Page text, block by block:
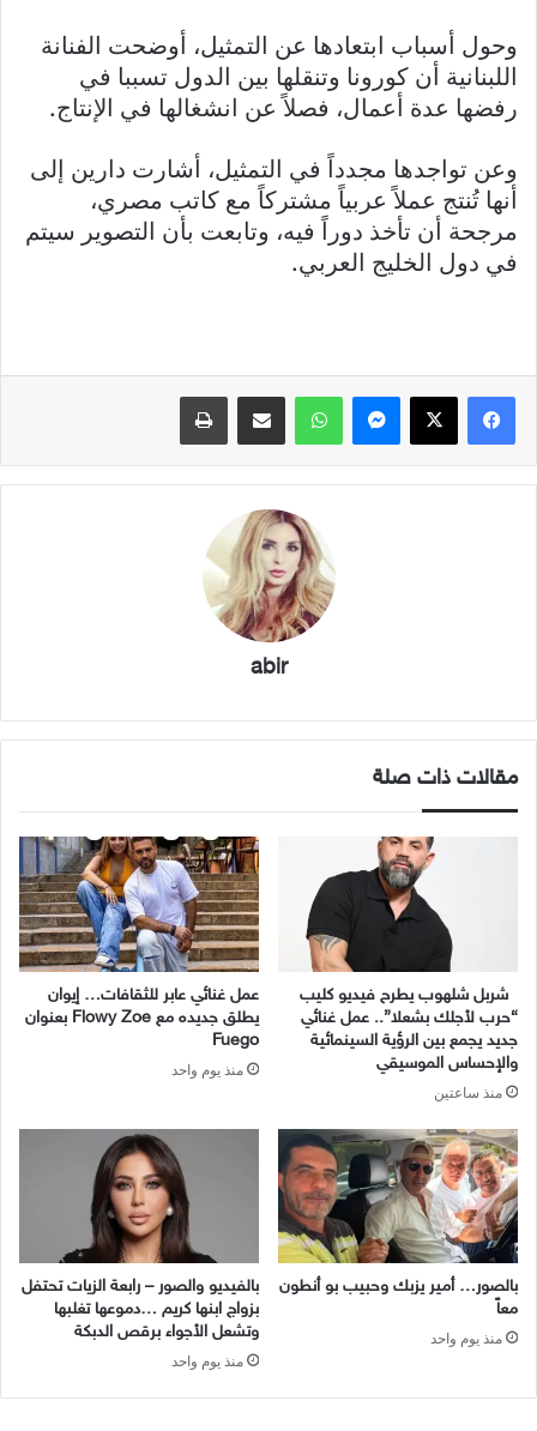
وحول أسباب ابتعادها عن التمثيل، أوضحت الفنانة
اللبنانية أن كورونا وتنقلها بين الدول تسببا في
رفضها عدة أعمال، فصلاً عن انشغالها في الإنتاج.
وعن تواجدها مجدداً في التمثيل، أشارت دارين إلى
أنها تُنتج عملاً عربياً مشتركاً مع كاتب مصري،
مرجحة أن تأخذ دوراً فيه، وتابعت بأن التصوير سيتم
في دول الخليج العربي.
فيسبوك X ماسنجر واتساب مشاركة عبر البريد طباعة
abir
مقالات ذات صلة
شربل شلهوب يطرح فيديو كليب
“حرب لأجلك بشعلا”.. عمل غنائي
جديد يجمع بين الرؤية السينمائية
والإحساس الموسيقي
منذ ساعتين
عمل غنائي عابر للثقافات… إيوان
يطلق جديده مع Flowy Zoe بعنوان
Fuego
منذ يوم واحد
بالصور… أمير يزبك وحبيب بو أنطون
معاً
منذ يوم واحد
بالفيديو والصور – رابعة الزيات تحتفل
بزواج ابنها كريم …دموعها تغلبها
وتشعل الأجواء برقص الدبكة
منذ يوم واحد